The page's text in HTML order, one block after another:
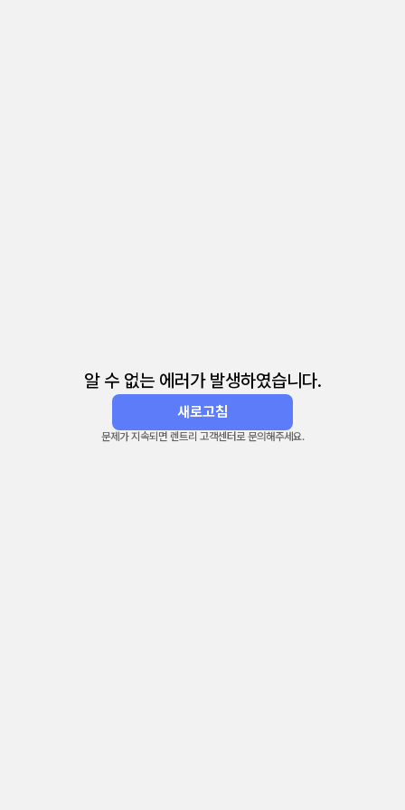
알 수 없는 에러가 발생하였습니다.
새로고침
문제가 지속되면 렌트리 고객센터로 문의해주세요.